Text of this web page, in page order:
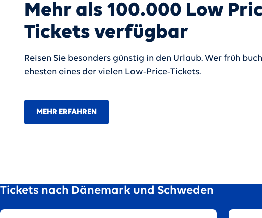
Mehr als 100.000 Low
Tickets verfügbar
Reisen Sie besonders günstig in den Urlaub. Wer früh
ehesten eines der vielen Low‑Price‑Tickets.
MEHR ERFAHREN
Tickets nach Dänemark und Schweden